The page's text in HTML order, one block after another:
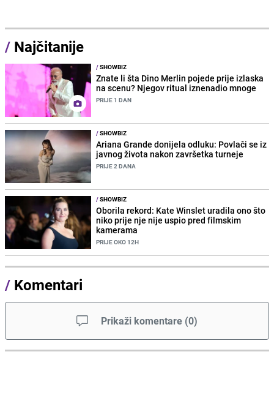
/ Najčitanije
/SHOWBIZ
Znate li šta Dino Merlin pojede prije izlaska
na scenu? Njegov ritual iznenadio mnoge
PRIJE 1 DAN
/SHOWBIZ
Ariana Grande donijela odluku: Povlači se iz
javnog života nakon završetka turneje
PRIJE 2 DANA
/SHOWBIZ
Oborila rekord: Kate Winslet uradila ono što
niko prije nje nije uspio pred filmskim
kamerama
PRIJE OKO 12H
/ Komentari
Prikaži komentare (0)